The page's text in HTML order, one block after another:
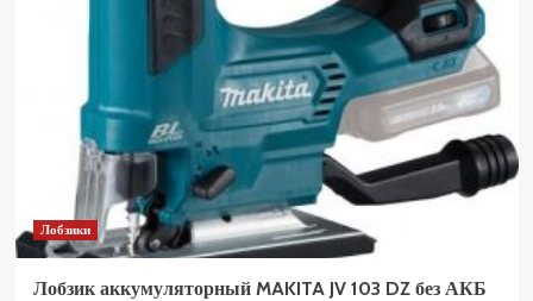
(Цены)
Лобзики
Лобзик аккумуляторный MAKITA JV 103 DZ без АКБ